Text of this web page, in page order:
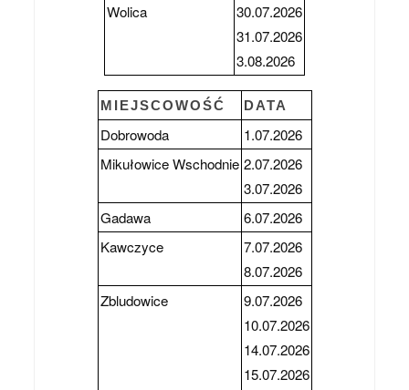
Wolica
30.07.2026
31.07.2026
3.08.2026
MIEJSCOWOŚĆ DATA
Dobrowoda
1.07.2026
Mikułowice Wschodnie 2.07.2026
3.07.2026
Gadawa
6.07.2026
Kawczyce
7.07.2026
8.07.2026
Zbludowice
9.07.2026
10.07.2026
14.07.2026
15.07.2026